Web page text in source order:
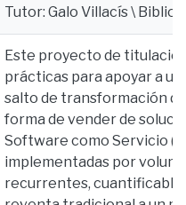
Tutor: Galo Villacís \
Este proyecto de
prácticas para apoyar a
salto de transformación
forma de vender de
Software como Servicio
implementadas por
recurrentes,